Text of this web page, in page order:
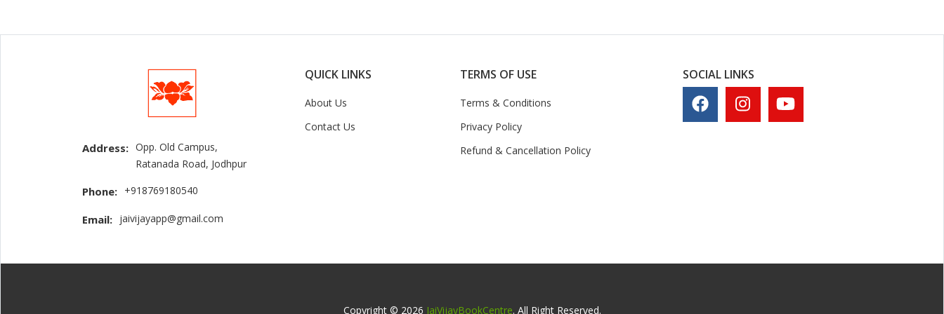
Address: Opp. Old Campus,
Ratanada Road, Jodhpur
Phone: +918769180540
Email: jaivijayapp@gmail.com
QUICK LINKS
About Us
Contact Us
TERMS OF USE
Terms & Conditions
Privacy Policy
Refund & Cancellation Policy
SOCIAL LINKS
Copyright © 2026 JaiVijayBookCentre. All Right Reserved.